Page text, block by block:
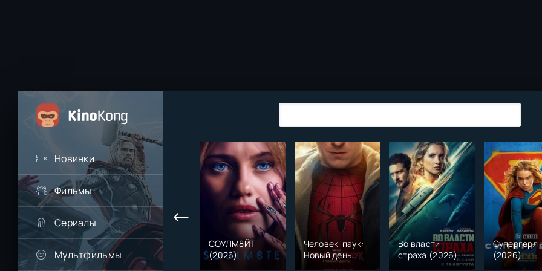
Новинки
Фильмы
Сериалы
Мультфильмы
СОУЛМ8ЙТ
(2026)
Человек-паук:
Новый день
(2026)
Во власти
страха (2026)
Супергерл
(2026)